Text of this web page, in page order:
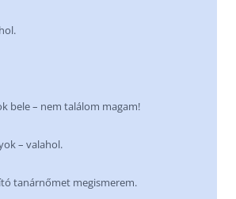
bele – nem találom magam!
– valahol.
tanárnőmet megismerem.